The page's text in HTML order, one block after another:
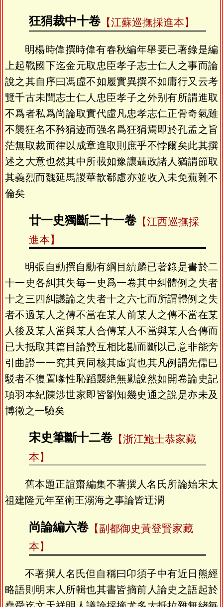
狂狷裁中十卷【江蘇巡撫採進本】
明楊時偉撰時偉有春秋編年舉要已著錄是編
上起戰國下迄金元取忠臣孝子志士仁人之事而論
說之其自序曰馮虛不如履實異撰不如庸行又云考
覽千古未聞志士仁人忠臣孝子之外别有所謂進取
不爲者私爲尚論取實代虛凡忠孝志仁正骨奇氣雖
不襲狂名不矜狷迹而强名爲狂狷焉即於孔孟之旨
茫無取裁而律以成章進取則庶乎不悖爾矣此其撰
述之大意也然其中所載如豫讓聶政諸人猶謂節取
其義烈而魏延馬謖華歆郗慮亦並收入未免蕪雜不
倫矣
廿一史獨斷二十一卷【江西巡撫採
進本】
明張自動撰自勳有綱目續麟已著錄是書於二
十一史各糾其失毎一史爲一卷其中糾體例之失者
十之三四糾議論之失者十之六七而所謂體例之失
者不過某人之傳不當在某人前某人之傳不當在某
人後及某人當與某人合傳某人不當與某人合傳而
已大抵取其篇目論贊互相比勘而斷以己意非能旁
引曲證一一究其異同核其虛實也其凡例謂先儒巳
駁者不復置喙性恥蹈襲絶無勦說然如開卷論史記
項羽本紀陳涉世家即皆劉知幾史通之說是亦未及
博徵之一驗矣
宋史筆斷十二卷【浙江鮑士恭家藏
本】
舊本題正誼齋編集不著撰人名氏所論始宋太
祖建隆元年至衛王溺海之事論皆迂濶
尚論編六卷【副都御史黃登賢家藏
本】
不著撰人名氏但自稱曰卬須子中有近日熊經
略語則明末人所輯也其書皆摘前人論史之語起於